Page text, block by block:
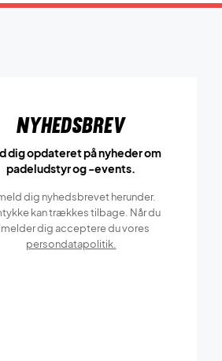
Nyhedsbrev
dig opdateret på nyheder om
padeludstyr og -events.
dig nyhedsbrevet herunder.
kan trækkes tilbage. Når du
dig acceptere du vores
persondatapolitik.